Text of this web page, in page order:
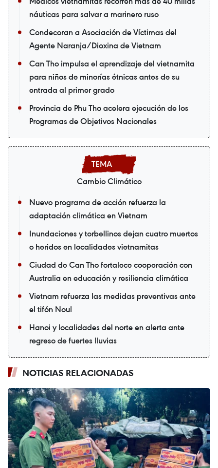
náuticas para salvar a marinero ruso
Condecoran a Asociación de Víctimas del
Agente Naranja/Dioxina de Vietnam
Can Tho impulsa el aprendizaje del vietnamita
para niños de minorías étnicas antes de su
entrada al primer grado
Provincia de Phu Tho acelera ejecución de los
Programas de Objetivos Nacionales
Cambio Climático
Nuevo programa de acción refuerza la
adaptación climática en Vietnam
Inundaciones y torbellinos dejan cuatro muertos
o heridos en localidades vietnamitas
Ciudad de Can Tho fortalece cooperación con
Australia en educación y resiliencia climática
Vietnam refuerza las medidas preventivas ante
el tifón Noul
Hanoi y localidades del norte en alerta ante
regreso de fuertes lluvias
NOTICIAS RELACIONADAS